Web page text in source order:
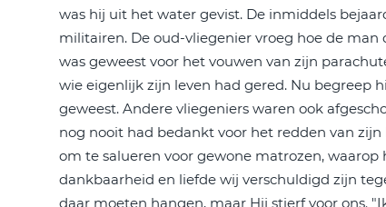
was hij uit het water gevist. De inmiddels
militairen. De oud-vliegenier vroeg hoe de
was geweest voor het vouwen van zijn
wie eigenlijk zijn leven had gered. Nu begreep
geweest. Andere vliegeniers waren ook
nog nooit had bedankt voor het redden van
om te salueren voor gewone matrozen,
dankbaarheid en liefde wij verschuldigd zijn
daar moeten hangen, maar Hij stierf voor ons.